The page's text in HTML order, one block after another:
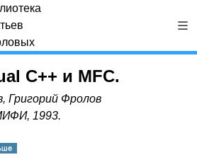
C++ и MFC.
Григорий Фролов
1993.